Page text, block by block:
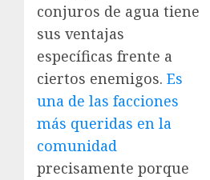
conjuros de agua tiene
sus ventajas
específicas frente a
ciertos enemigos. Es
una de las facciones
más queridas en la
comunidad
precisamente porque